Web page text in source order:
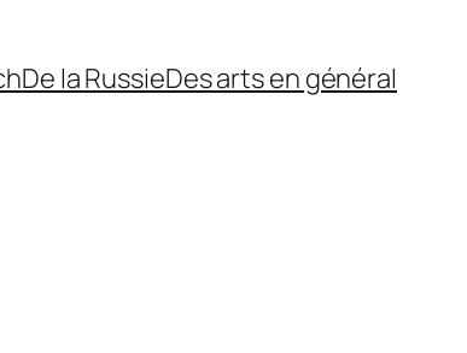
De la RussieDes arts en général